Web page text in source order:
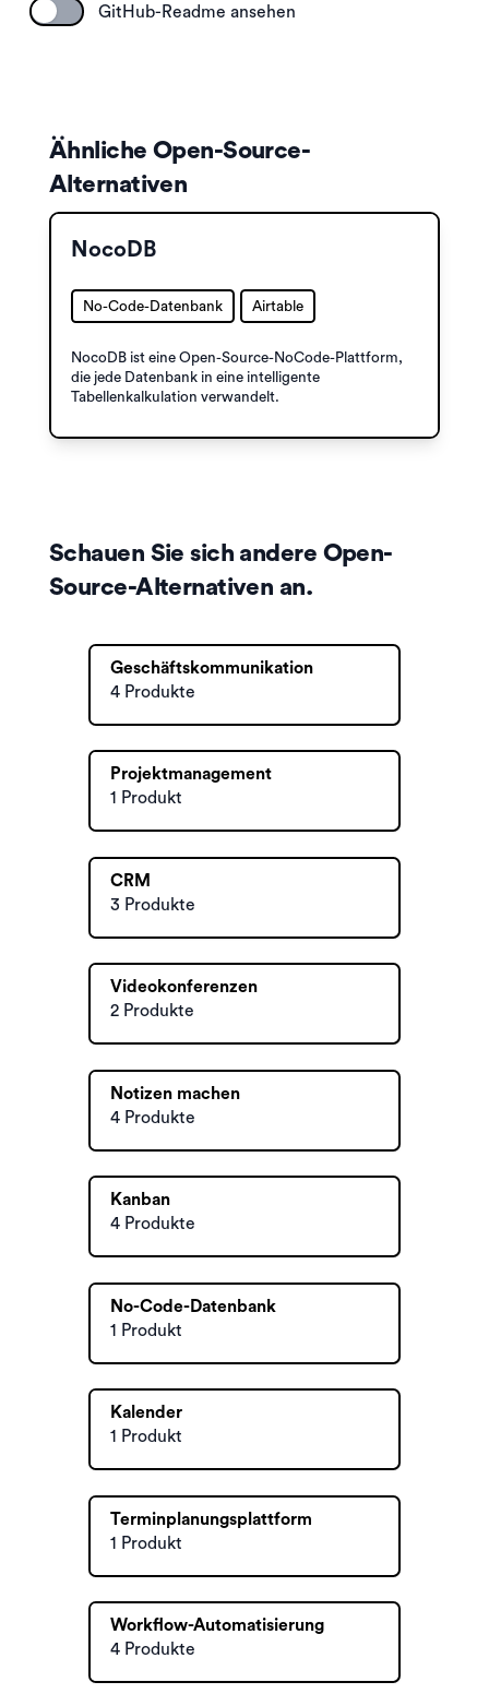
GitHub-Readme ansehen
Ähnliche Open-Source-
Alternativen
NocoDB
No-Code-Datenbank Airtable
NocoDB ist eine Open-Source-NoCode-Plattform,
die jede Datenbank in eine intelligente
Tabellenkalkulation verwandelt.
Schauen Sie sich andere Open-
Source-Alternativen an.
Geschäftskommunikation
4 Produkte
Projektmanagement
1 Produkt
CRM
3 Produkte
Videokonferenzen
2 Produkte
Notizen machen
4 Produkte
Kanban
4 Produkte
No-Code-Datenbank
1 Produkt
Kalender
1 Produkt
Terminplanungsplattform
1 Produkt
Workflow-Automatisierung
4 Produkte